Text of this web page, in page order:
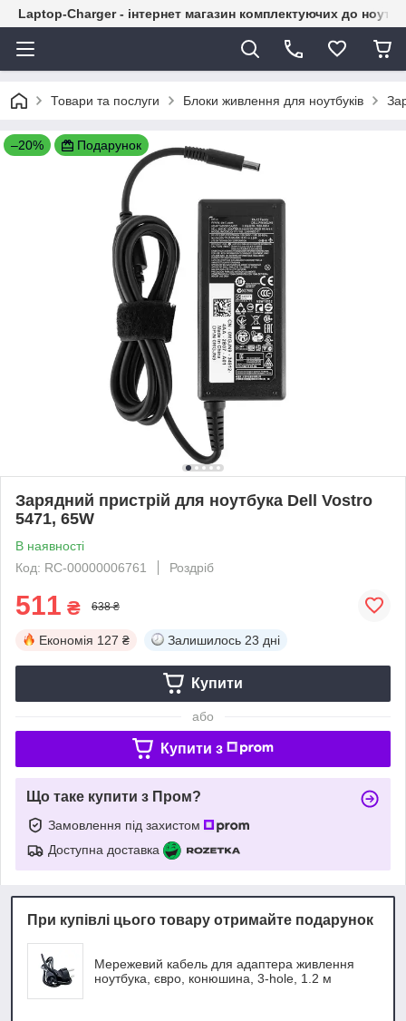
Laptop-Charger - інтернет магазин комплектуючих до
Товари та послуги Блоки живлення для ноутбуків
–20% Подарунок
Зарядний пристрій для ноутбука Dell Vostro
5471, 65W
В наявності
Код: RC-00000006761
Роздріб
511 ₴ 638 ₴
Економія 127 ₴ Залишилось 23 дні
Купити
або
Купити з
Що таке купити з Пром?
Замовлення під захистом
Доступна доставка
При купівлі цього товару отримайте подарунок
Мережевий кабель для адаптера живлення
ноутбука, євро, конюшина, 3-hole, 1.2 м